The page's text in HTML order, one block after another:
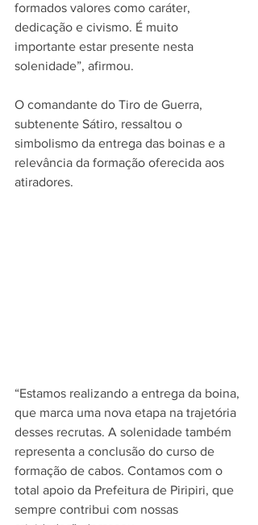
formados valores como caráter,
dedicação e civismo. É muito
importante estar presente nesta
solenidade”, afirmou.
O comandante do Tiro de Guerra,
subtenente Sátiro, ressaltou o
simbolismo da entrega das boinas e a
relevância da formação oferecida aos
atiradores.
“Estamos realizando a entrega da boina,
que marca uma nova etapa na trajetória
desses recrutas. A solenidade também
representa a conclusão do curso de
formação de cabos. Contamos com o
total apoio da Prefeitura de Piripiri, que
sempre contribui com nossas